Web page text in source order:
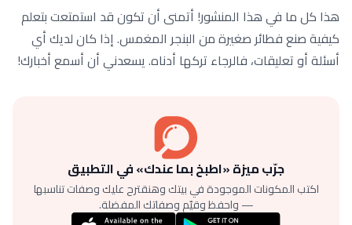
هذا كل ما في هذا المنشور! أتمنى أن تكون قد استمتعت بتعلم
كيفية صنع فطائر صغيرة من البنجر المغمس. إذا كان لديك أي
أسئلة أو تعليقات، فالرجاء تركها أدناه. يسعدني أن أسمع أخبارك!
جرّب ميزة «اطبخ بما عندك» في التطبيق
اكتب المكونات الموجودة في بيتك وهنقترح عليك وصفات تناسبها
— واحفظ وقيّم وصفاتك المفضلة.